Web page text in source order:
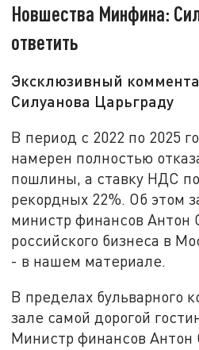
Новшества Минфина:
ответить
Эксклюзивный
Силуанова Царьграду
В период с 2022 по 2025
намерен полностью
пошлины, а ставку НДС
рекордных 22%. Об этом
министр финансов Антон
российского бизнеса в
- в нашем материале.
В пределах бульварного
зале самой дорогой
Министр финансов Антон